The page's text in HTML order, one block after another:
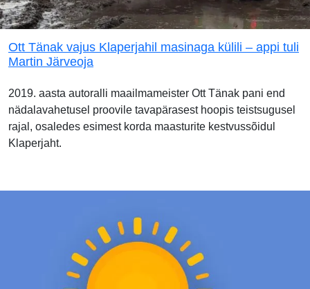
Ott Tänak vajus Klaperjahil masinaga külili – appi tuli
Martin Järveoja
2019. aasta autoralli maailmameister Ott Tänak pani end
nädalavahetusel proovile tavapärasest hoopis teistsugusel
rajal, osaledes esimest korda maasturite kestvussõidul
Klaperjaht.